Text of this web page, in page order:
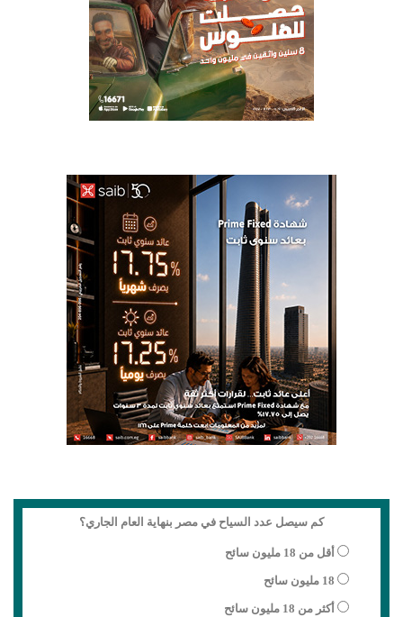
كم سيصل عدد السياح في مصر بنهاية العام الجاري؟
أقل من 18 مليون سائح
18 مليون سائح
أكثر من 18 مليون سائح